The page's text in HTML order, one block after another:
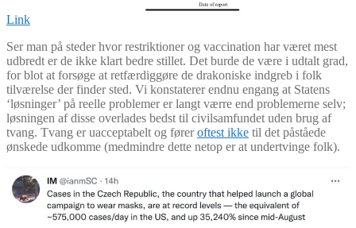
Link
Ser man på steder hvor restriktioner og vaccination har været mest
udbredt er de ikke klart bedre stillet. Det burde de være i udtalt grad,
for blot at forsøge at retfærdiggøre de drakoniske indgreb i folk
tilværelse der finder sted. Vi konstaterer endnu engang at Statens
‘løsninger’ på reelle problemer er langt værre end problemerne selv;
løsningen af disse overlades bedst til civilsamfundet uden brug af
tvang. Tvang er uacceptabelt og føreroftest ikke til det påståede
ønskede udkomme (medmindre dette netop er at undertvinge folk).